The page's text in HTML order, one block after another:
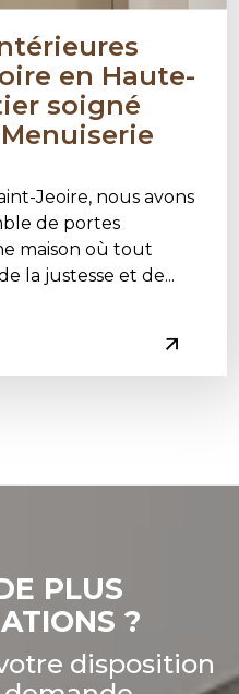
en Haute-
soigné
Jeoire, nous avons
de portes
maison où tout
la justesse et de...
PLUS
?
disposition